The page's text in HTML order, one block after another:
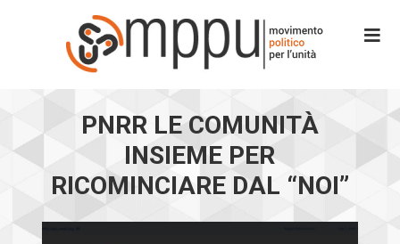
PNRR LE COMUNITÀ
INSIEME PER
RICOMINCIARE DAL “NOI”